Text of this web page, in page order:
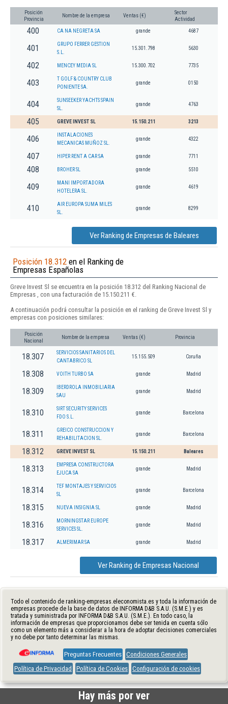
Posición
Provincia
Nombre de la empresa Ventas (€)
Sector
Actividad
400 CA NA NEGRETA SA grande 4687
401
GRUPO FERRER GESTION
S.L.
15.301.798 5630
402 MENCEY MEDIA SL 15.300.702 7735
403
T GOLF & COUNTRY CLUB
PONIENTE SA.
grande 0150
404
SUNSEEKER YACHTS SPAIN
SL.
grande 4763
405 GREVE INVEST SL 15.150.211 3213
406
INSTALACIONES
MECANICAS MUÑOZ SL.
grande 4322
407 HIPER RENT A CAR SA grande 7711
408 BROHER SL grande 5510
409
MANI IMPORTADORA
HOTELERA SL.
grande 4619
410
AIR EUROPA SUMA MILES
SL.
grande 8299
Ver Ranking de Empresas de Baleares
Posición 18.312 en el Ranking de
Empresas Españolas
Greve Invest Sl se encuentra en la posición 18.312 del Ranking Nacional de
Empresas , con una facturación de 15.150.211 €.
A continuación podrá consultar la posición en el ranking de Greve Invest Sl y
empresas con posiciones similares:
Posición
Nacional
Nombre de la empresa Ventas (€) Provincia
18.307
SERVICIOS SANITARIOS DEL
CANTABRICO SL
15.155.509 Coruña
18.308 VOITH TURBO SA grande Madrid
18.309
IBERDROLA INMOBILIARIA
SAU
grande Madrid
18.310
SIRT SECURITY SERVICES
FDO S.L.
grande Barcelona
18.311
GREICO CONSTRUCCION Y
REHABILITACION SL.
grande Barcelona
18.312 GREVE INVEST SL 15.150.211 Baleares
18.313
EMPRESA CONSTRUCTORA
EJUCA SA
grande Madrid
18.314
TEF MONTAJES Y SERVICIOS
SL
grande Barcelona
18.315 NUEVA INSIGNIA SL grande Madrid
18.316
MORNINGSTAR EUROPE
SERVICES SL.
grande Madrid
18.317 ALMERIMAR SA grande Madrid
Ver Ranking de Empresas Nacional
Todo el contenido de ranking-empresas.eleconomista.es y toda la información de
empresas procede de la base de datos de INFORMA D&B S.A.U. (S.M.E.) y es
tratada y suministrada por INFORMA D&B S.A.U. (S.M.E.). En todo caso, la
información de empresas que proporcionamos debe ser tenida en cuenta sólo
como un elemento más a considerar a la hora de adoptar decisiones comerciales
y no debe por tanto determinar las mismas.
Preguntas Frecuentes Condiciones Generales
Política de Privacidad
Política de Cookies Configuración de cookies
Hay más por ver